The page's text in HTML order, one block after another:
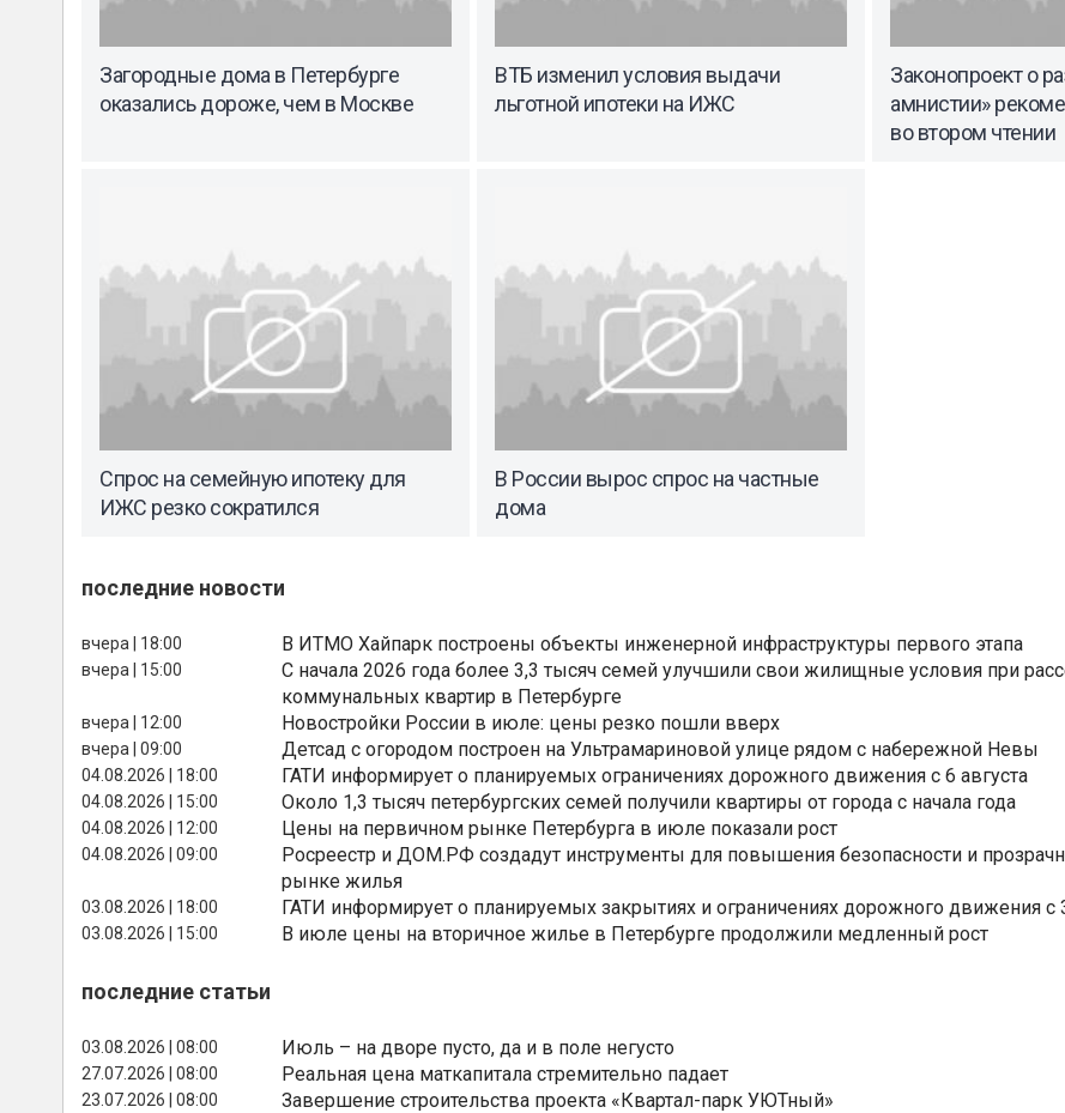
Загородные дома в Петербурге
оказались дороже, чем в Москве
ВТБ изменил условия выдачи
льготной ипотеки на ИЖС
Законопроект о
амнистии»
во втором чтении
Спрос на семейную ипотеку для
ИЖС резко сократился
В России вырос спрос на частные
дома
последние новости
вчера | 18:00 В ИТМО Хайпарк построены объекты инженерной инфраструктуры первого этапа
вчера | 15:00
С начала 2026 года более 3,3 тысяч семей улучшили свои жилищные условия при
коммунальных квартир в Петербурге
вчера | 12:00 Новостройки России в июле: цены резко пошли вверх
вчера | 09:00 Детсад с огородом построен на Ультрамариновой улице рядом с набережной Невы
04.08.2026 | 18:00 ГАТИ информирует о планируемых ограничениях дорожного движения с 6 августа
04.08.2026 | 15:00 Около 1,3 тысяч петербургских семей получили квартиры от города с начала года
04.08.2026 | 12:00 Цены на первичном рынке Петербурга в июле показали рост
04.08.2026 | 09:00
Росреестр и ДОМ.РФ создадут инструменты для повышения безопасности и
рынке жилья
03.08.2026 | 18:00 ГАТИ информирует о планируемых закрытиях и ограничениях дорожного движения с
03.08.2026 | 15:00 В июле цены на вторичное жилье в Петербурге продолжили медленный рост
последние статьи
03.08.2026 | 08:00 Июль – на дворе пусто, да и в поле негусто
27.07.2026 | 08:00 Реальная цена маткапитала стремительно падает
23.07.2026 | 08:00 Завершение строительства проекта «Квартал-парк УЮТный»